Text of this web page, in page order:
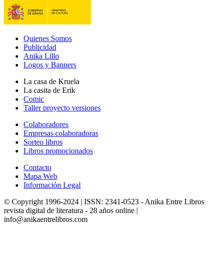
Quienes Somos
Publicidad
Anika Lillo
Logos y Banners
La casa de Kruela
La casita de Erik
Comic
Taller proyecto versiones
Colaboradores
Empresas colaboradoras
Sorteo libros
Libros promocionados
Contacto
Mapa Web
Información Legal
© Copyright 1996-2024 | ISSN: 2341-0523 - Anika Entre Libros
revista digital de literatura - 28 años online |
info@anikaentrelibros.com